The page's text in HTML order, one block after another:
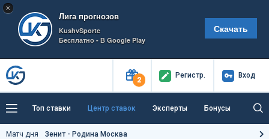
×
Лига прогнозов
KushvSporte
Бесплатно - В Google Play
Скачать
2
Регистр. Вход
Топ ставки Центр ставок Эксперты Бонусы
Тренды Букмекеры
Матч дня Зенит - Родина Москва